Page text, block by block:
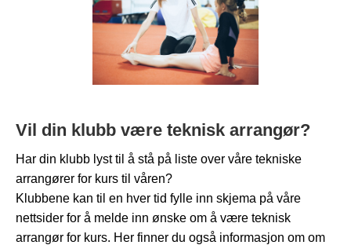
Vil din klubb være teknisk arrangør?
Har din klubb lyst til å stå på liste over våre tekniske
arrangører for kurs til våren?
Klubbene kan til en hver tid fylle inn skjema på våre
nettsider for å melde inn ønske om å være teknisk
arrangør for kurs. Her finner du også informasjon om om